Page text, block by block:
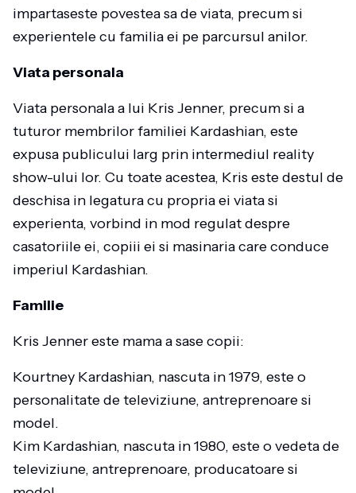
impartaseste povestea sa de viata, precum si
experientele cu familia ei pe parcursul anilor.
Viata personala
Viata personala a lui Kris Jenner, precum si a
tuturor membrilor familiei Kardashian, este
expusa publicului larg prin intermediul reality
show-ului lor. Cu toate acestea, Kris este destul de
deschisa in legatura cu propria ei viata si
experienta, vorbind in mod regulat despre
casatoriile ei, copiii ei si masinaria care conduce
imperiul Kardashian.
Familie
Kris Jenner este mama a sase copii:
Kourtney Kardashian, nascuta in 1979, este o
personalitate de televiziune, antreprenoare si
model.
Kim Kardashian, nascuta in 1980, este o vedeta de
televiziune, antreprenoare, producatoare si